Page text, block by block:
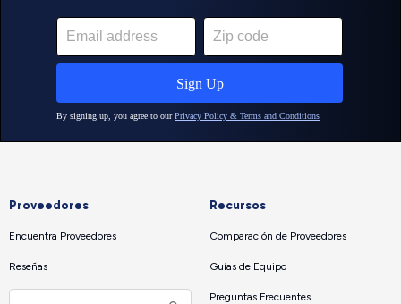
Proveedores
Encuentra Proveedores
Reseñas
Recursos
Comparación de Proveedores
Guías de Equipo
Preguntas Frecuentes